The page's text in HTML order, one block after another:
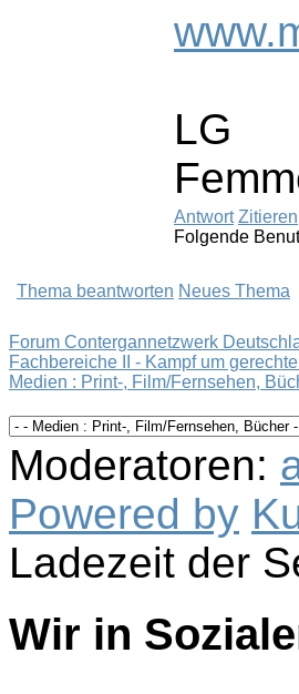
LG
Antwort Zitieren
Folgende
Thema beantworten Neues Thema
Forum Contergannetzwerk
Fachbereiche II - Kampf um
Medien : Print-, Film/Fernsehen,
Moderatoren:
Powered by
Ladezeit der
Wir in